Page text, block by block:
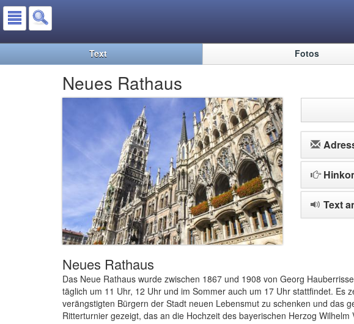
Text
Fotos
Neues Rathaus
Text
Neues Rathaus
Das Neue Rathaus wurde zwischen 1867 und 1908 von Georg
täglich um 11 Uhr, 12 Uhr und im Sommer auch um 17 Uhr stattfindet.
verängstigten Bürgern der Stadt neuen Lebensmut zu schenken und das
Ritterturnier gezeigt, das an die Hochzeit des bayerischen Herzog